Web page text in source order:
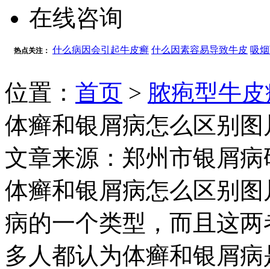
在线咨询
热点关注： 什么病因会引起牛皮癣 什么因素容易导致牛皮 吸
位置： 首页 > 脓疱型牛
体癣和银屑病怎么区别图
文章来源：郑州市银屑病
体癣和银屑病怎么区别
病的一个类型，而且这
多人都认为体癣和银屑